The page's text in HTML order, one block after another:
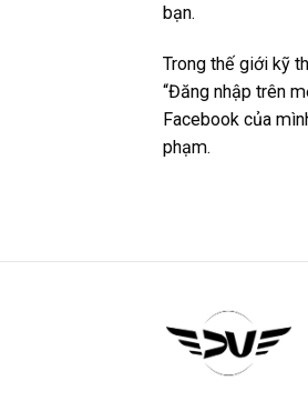
bạn.
Trong thế giới kỹ
“Đăng nhập trên
Facebook của
phạm.